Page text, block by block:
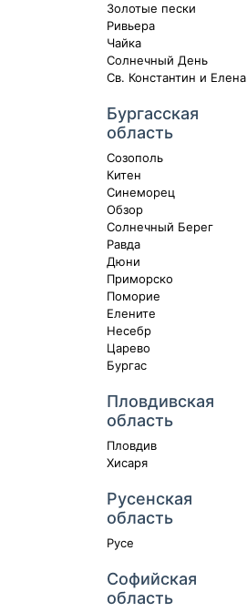
Золотые пески
Ривьера
Чайка
Солнечный День
Св. Константин и Елена
Бургасская
область
Созополь
Китен
Синеморец
Обзор
Солнечный Берег
Равда
Дюни
Приморско
Поморие
Елените
Несебр
Царево
Бургас
Пловдивская
область
Пловдив
Хисаря
Русенская
область
Русе
Софийская
область